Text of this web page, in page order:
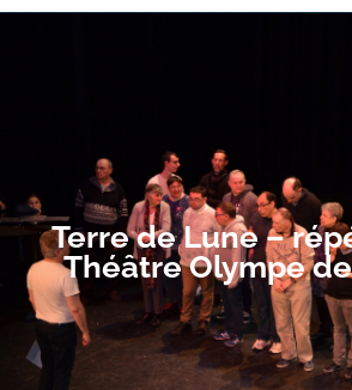
Terre de Lune –
Théâtre Olympe